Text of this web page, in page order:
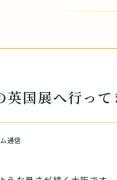
英国展へ行って
通信